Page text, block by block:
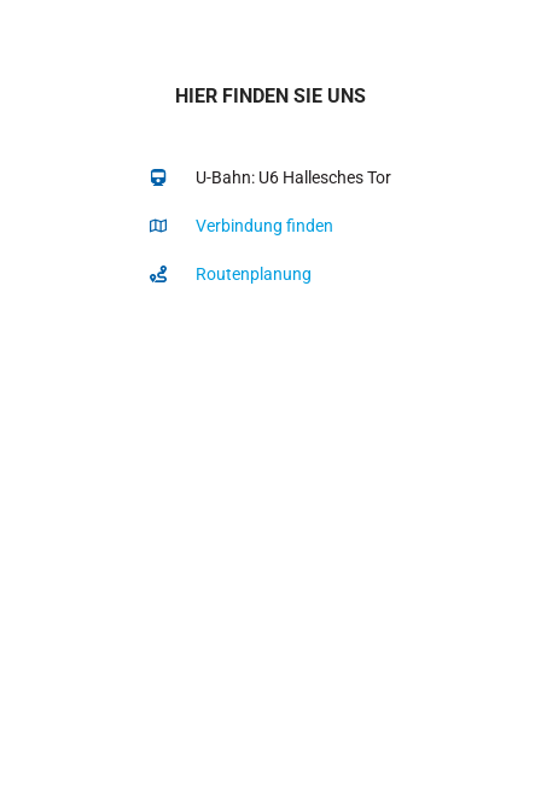
HIER FINDEN SIE UNS
U-Bahn: U6 Hallesches Tor
Verbindung finden
Routenplanung